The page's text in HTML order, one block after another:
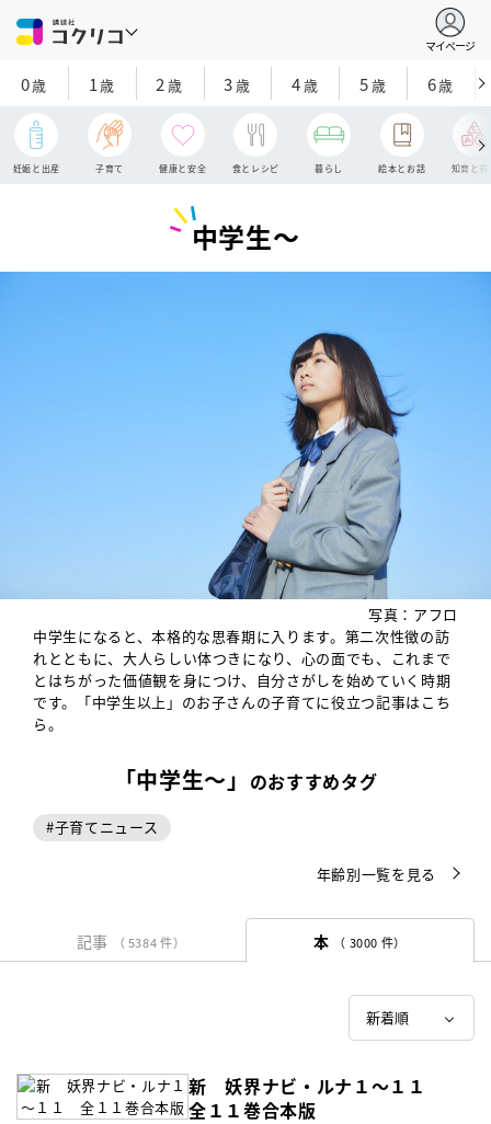
マイページ
0歳 1歳 2 歳 3歳 4歳 5歳 6歳
妊娠と出産 子育て 健康と安全 食とレシピ 暮らし 絵本とお話 知育と探
中学生〜
写真：アフロ
中学生になると、本格的な思春期に入ります。第二次性徴の訪
れとともに、大人らしい体つきになり、心の面でも、これまで
とはちがった価値観を身につけ、自分さがしを始めていく時期
です。「中学生以上」のお子さんの子育てに役立つ記事はこち
ら。
「中学生〜」 のおすすめタグ
#子育てニュース
年齢別一覧を見る
記事 （ 5384 件） 本 （ 3000 件）
新 妖界ナビ・ルナ１～１１
全１１巻合本版